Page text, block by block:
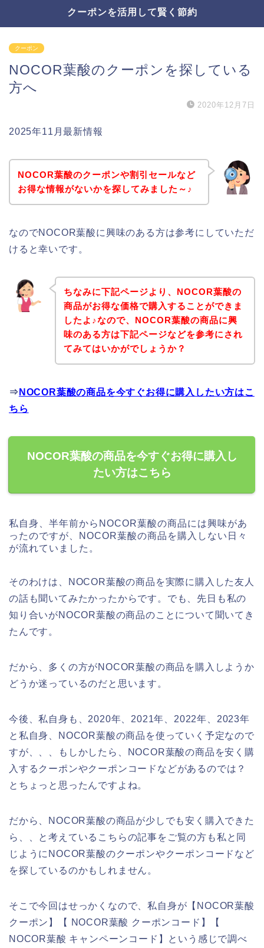
クーポンを活用して賢く節約
クーポン
NOCOR葉酸のクーポンを探している
方へ
2020年12月7日
2025年11月最新情報
NOCOR葉酸のクーポンや割引セールなど
お得な情報がないかを探してみました～♪
なのでNOCOR葉酸に興味のある方は参考にしていただ
けると幸いです。
ちなみに下記ページより、NOCOR葉酸の
商品がお得な価格で購入することができま
したよ♪なので、NOCOR葉酸の商品に興
味のある方は下記ページなどを参考にされ
てみてはいかがでしょうか？
⇒ NOCOR葉酸の商品を今すぐお得に購入したい方はこ
ちら
NOCOR葉酸の商品を今すぐお得に購入し
たい方はこちら
私自身、半年前からNOCOR葉酸の商品には興味があ
ったのですが、NOCOR葉酸の商品を購入しない日々
が流れていました。
そのわけは、NOCOR葉酸の商品を実際に購入した友人
の話も聞いてみたかったからです。でも、先日も私の
知り合いがNOCOR葉酸の商品のことについて聞いてき
たんです。
だから、多くの方がNOCOR葉酸の商品を購入しようか
どうか迷っているのだと思います。
今後、私自身も、2020年、2021年、2022年、2023年
と私自身、NOCOR葉酸の商品を使っていく予定なので
すが、、、もしかしたら、NOCOR葉酸の商品を安く購
入するクーポンやクーポンコードなどがあるのでは？
とちょっと思ったんですよね。
だから、NOCOR葉酸の商品が少しでも安く購入できた
ら、、と考えているこちらの記事をご覧の方も私と同
じようにNOCOR葉酸のクーポンやクーポンコードなど
を探しているのかもしれません。
そこで今回はせっかくなので、私自身が【NOCOR葉酸
クーポン】【 NOCOR葉酸 クーポンコード】【
NOCOR葉酸 キャンペーンコード】という感じで調べ